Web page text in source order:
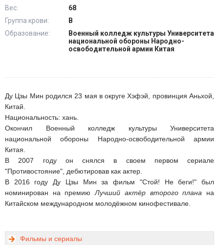
Вес:
68
Группа крови:
В
Образование:
Военный колледж культуры Университета
национальной обороны Народно-
освободительной армии Китая
Ду Цзы Мин родился 23 мая в округе Хэфэй, провинция Аньхой,
Китай.
Национальность: хань.
Окончил Военный колледж культуры Университета
национальной обороны Народно-освободительной армии
Китая.
В 2007 году он снялся в своем первом сериале
"Противостояние", дебютировав как актер.
В 2016 году Ду Цзы Мин за фильм "Стой! Не беги!" был
номинирован на премиюЛучший актёр второго плана на
Китайском международном молодёжном кинофестивале.
Фильмы и сериалы